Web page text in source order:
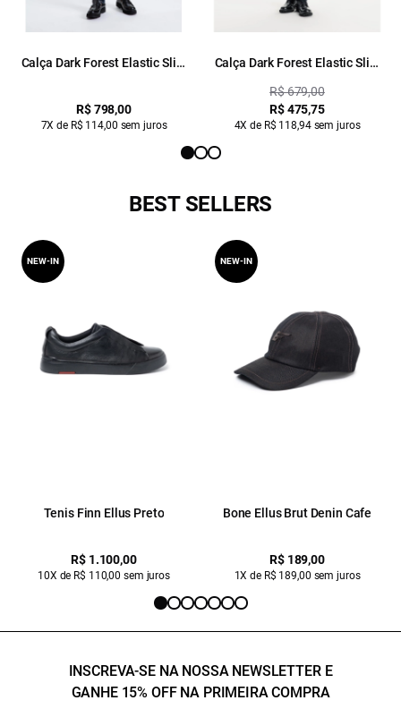
Calça Dark Forest Elastic Slim
R$ 798,00
7X de R$ 114,00 sem juros
Calça Dark Forest Elastic Slim
R$ 679,00
R$ 475,75
4X de R$ 118,94 sem juros
BEST SELLERS
Tenis Finn Ellus Preto
R$ 1.100,00
10X de R$ 110,00 sem juros
NEW-IN
Bone Ellus Brut Denin Cafe
R$ 189,00
1X de R$ 189,00 sem juros
NEW-IN
INSCREVA-SE NA NOSSA NEWSLETTER E
GANHE 15% OFF NA PRIMEIRA COMPRA